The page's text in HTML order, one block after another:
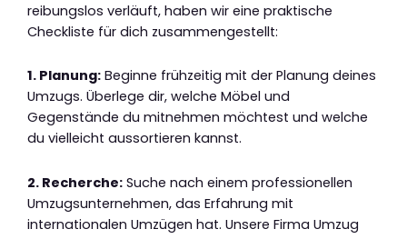
reibungslos verläuft, haben wir eine praktische
Checkliste für dich zusammengestellt:
1. Planung: Beginne frühzeitig mit der Planung deines
Umzugs. Überlege dir, welche Möbel und
Gegenstände du mitnehmen möchtest und welche
du vielleicht aussortieren kannst.
2. Recherche: Suche nach einem professionellen
Umzugsunternehmen, das Erfahrung mit
internationalen Umzügen hat. Unsere Firma Umzug